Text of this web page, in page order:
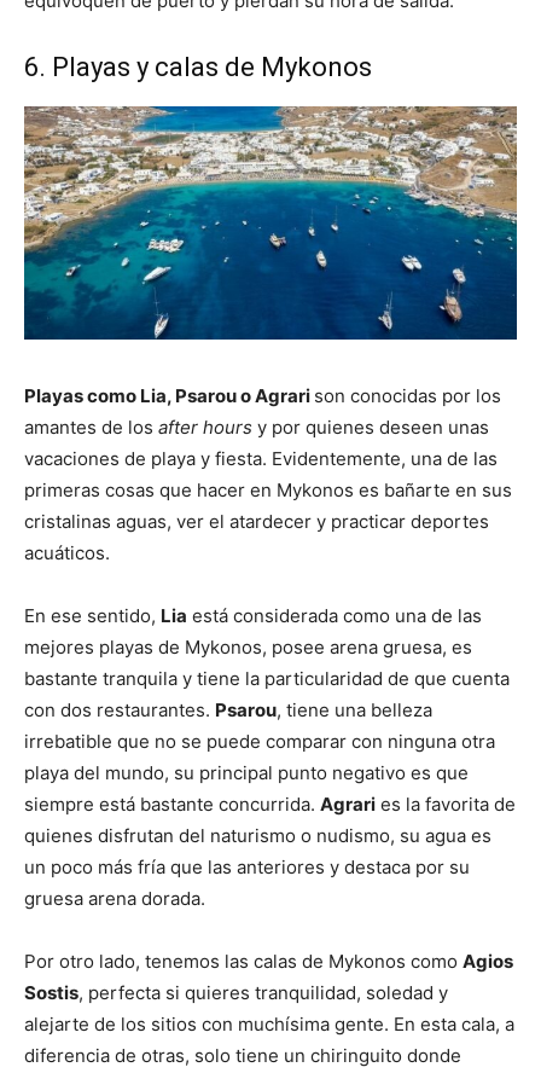
6. Playas y calas de Mykonos
Playas como Lia, Psarouo Agrari son conocidas por los
amantes de los after hours y por quienes deseen unas
vacaciones de playa y fiesta. Evidentemente, una de las
primeras cosas que hacer en Mykonos es bañarte en sus
cristalinas aguas, ver el atardecer y practicar deportes
acuáticos.
En ese sentido, Lia está considerada como una de las
mejores playas de Mykonos, posee arena gruesa, es
bastante tranquila y tiene la particularidad de que cuenta
con dos restaurantes. Psarou, tiene una belleza
irrebatible que no se puede comparar con ninguna otra
playa del mundo, su principal punto negativo es que
siempre está bastante concurrida. Agrari es la favorita de
quienes disfrutan del naturismo o nudismo, su agua es
un poco más fría que las anteriores y destaca por su
gruesa arena dorada.
Por otro lado, tenemos las calas de Mykonos como Agios
Sostis, perfecta si quieres tranquilidad, soledad y
alejarte de los sitios con muchísima gente. En esta cala, a
diferencia de otras, solo tiene un chiringuito donde